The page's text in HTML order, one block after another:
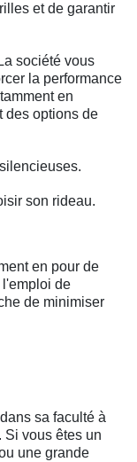
et de garantir
société vous
la performance
en
des options de
son rideau.
en pour de
de
de minimiser
sa faculté à
Si vous êtes un
une grande